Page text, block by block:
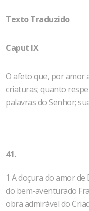
Texto Traduzido
Caput IX
O afeto que, por amor
criaturas; quanto
palavras do Senhor;
41.
1 A doçura do amor
do bem-aventurado
obra admirá­vel do